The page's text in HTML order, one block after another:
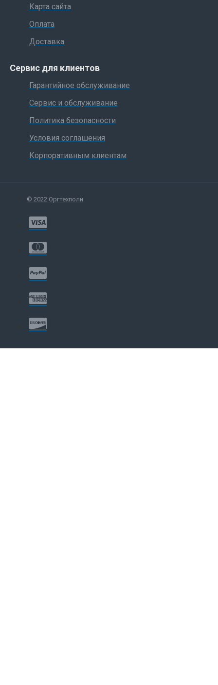
Карта сайта
Оплата
Доставка
Сервис для клиентов
Гарантийное обслуживание
Сервис и обслуживание
Политика безопасности
Условия соглашения
Корпоративным клиентам
© 2022 Оргтехполи